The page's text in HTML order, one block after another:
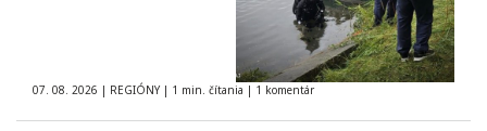
07. 08. 2026 | REGIÓNY | 1 min. čítania | 1 komentár